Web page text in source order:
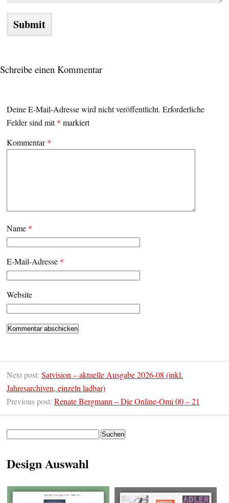
Schreibe einen Kommentar
Deine E-Mail-Adresse wird nicht veröffentlicht. Erforderliche
Felder sind mit* markiert
Kommentar*
Name *
E-Mail-Adresse *
Website
Next post: Satvision – aktuelle Ausgabe 2026-08 (inkl.
Jahresarchiven, einzeln ladbar)
Previous post: Renate Bergmann – Die Online-Omi 00 – 21
Design Auswahl